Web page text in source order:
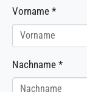
Vorname *
Nachname *